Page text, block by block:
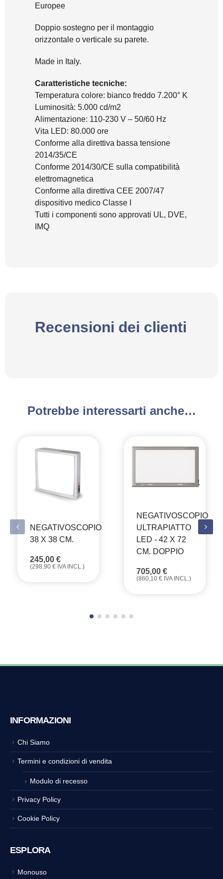
Europee
Doppio sostegno per il montaggio
orizzontale o verticale su parete.
Made in Italy.
Caratteristiche tecniche:
Temperatura colore: bianco freddo 7.200° K
Luminosità: 5.000 cd/m2
Alimentazione: 110-230 V – 50/60 Hz
Vita LED: 80.000 ore
Conforme alla direttiva bassa tensione
2014/35/CE
Conforme 2014/30/CE sulla compatibilità
elettromagnetica
Conforme alla direttiva CEE 2007/47
dispositivo medico Classe I
Tutti i componenti sono approvati UL, DVE,
IMQ
Recensioni dei clienti
Potrebbe interessarti anche…
NEGATIVOSCOPIO
38 X 38 CM.
245,00 €
(298,90 € IVA INCL.)
NEGATIVOSCOPIO
ULTRAPIATTO
LED - 42 X 72
CM. DOPPIO
705,00 €
(860,10 € IVA INCL.)
INFORMAZIONI
Chi Siamo
Termini e condizioni di vendita
Modulo di recesso
Privacy Policy
Cookie Policy
ESPLORA
Monouso